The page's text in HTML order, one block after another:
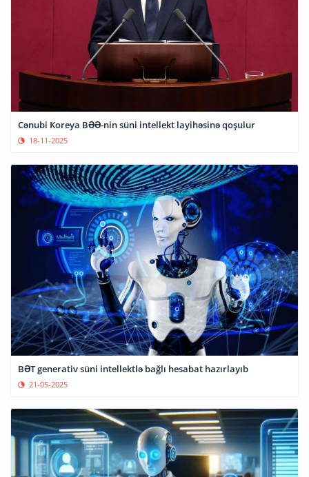
Cənubi Koreya BƏƏ-nin süni intellekt layihəsinə qoşulur
18-11-2025
BƏT generativ süni intellektlə bağlı hesabat hazırlayıb
21-05-2025